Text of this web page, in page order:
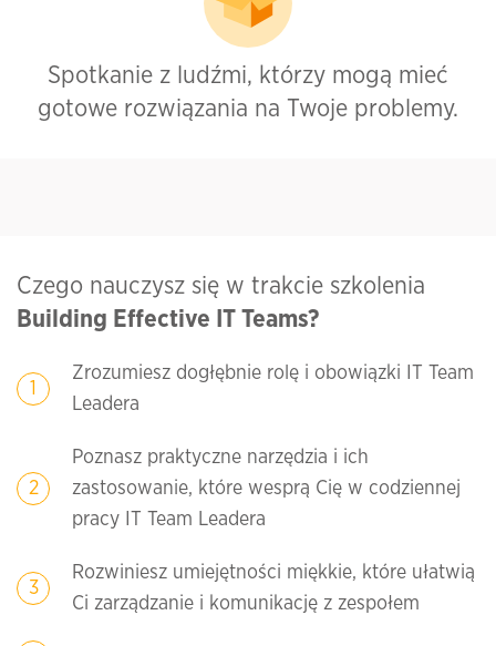
Spotkanie z ludźmi, którzy mogą mieć
gotowe rozwiązania na Twoje problemy.
Czego nauczysz się w trakcie szkolenia
Building Effective IT Teams?
Zrozumiesz dogłębnie rolę i obowiązki IT Team
Leadera
Poznasz praktyczne narzędzia i ich
zastosowanie, które wesprą Cię w codziennej
pracy IT Team Leadera
Rozwiniesz umiejętności miękkie, które ułatwią
Ci zarządzanie i komunikację z zespołem